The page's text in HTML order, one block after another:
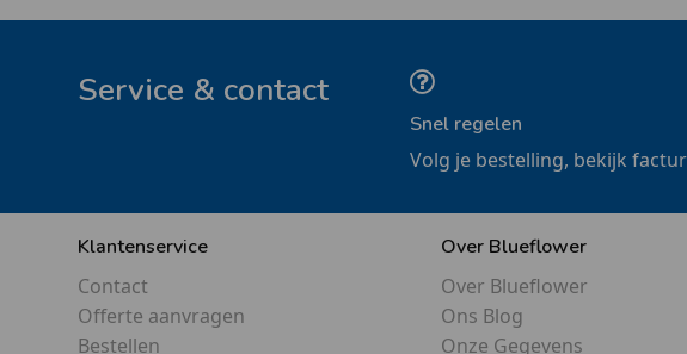
Service & contact
Snel regelen
Volg je bestelling, bekijk
Klantenservice
Contact
Offerte aanvragen
Bestellen
Over Blueflower
Over Blueflower
Ons Blog
Onze Gegevens